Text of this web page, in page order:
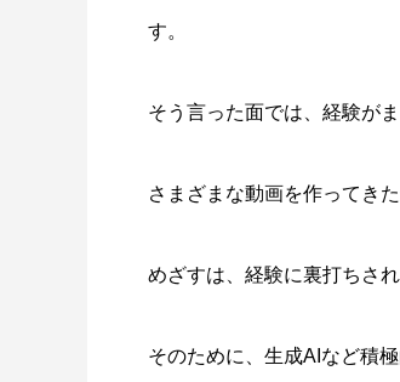
す。
そう言った面では、経験が
さまざまな動画を作ってき
めざすは、経験に裏打ちさ
そのために、生成AIなど積